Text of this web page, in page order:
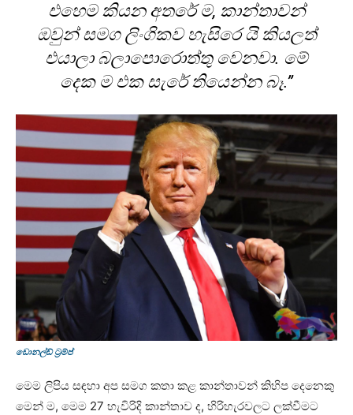
එහෙම කියන අතරේ ම, කාන්තාවන්
ඔවුන් සමග ලිංගිකව හැසිරෙ යි කියලත්
එයාලා බලාපොරොත්තු වෙනවා. මේ
දෙක ම එක සැරේ තියෙන්න බෑ.”
ඩොනල්ඩ් ට්‍රම්ප්
මෙම ලිපිය සඳහා අප සමග කතා කළ කාන්තාවන් කිහිප දෙනෙකු
මෙන් ම, මෙම 27 හැවිරිදි කාන්තාව ද, හිරිහැරවලට ලක්වීමට